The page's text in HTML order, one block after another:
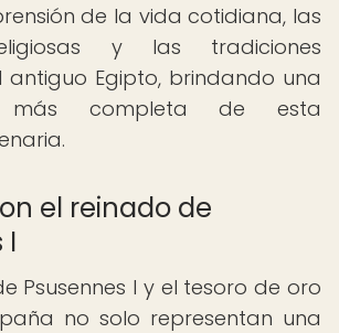
de la vida cotidiana, las
y las tradiciones
antiguo Egipto, brindando una
más completa de esta
el reinado de
I
Psusennes I y el tesoro de oro
no solo representan una